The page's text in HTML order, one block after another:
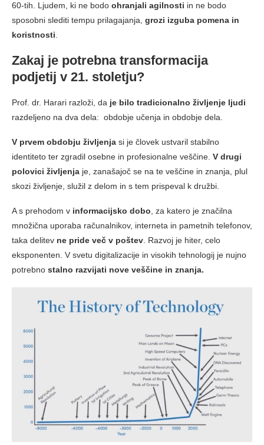
60-tih. Ljudem, ki ne bodo ohranjali agilnosti in ne bodo
sposobni slediti tempu prilagajanja, grozi izguba pomena in
koristnosti.
Zakaj je potrebna transformacija
podjetij v 21. stoletju?
Prof. dr. Harari razloži, da je bilo tradicionalno življenje ljudi
razdeljeno na dva dela: obdobje učenja in obdobje dela.
V prvem obdobju življenja si je človek ustvaril stabilno
identiteto ter zgradil osebne in profesionalne veščine. V drugi
polovici življenja je, zanašajoč se na te veščine in znanja, plul
skozi življenje, služil z delom in s tem prispeval k družbi.
A s prehodom v informacijsko dobo, za katero je značilna
množična uporaba računalnikov, interneta in pametnih telefonov,
taka delitev ne pride več v poštev. Razvoj je hiter, celo
eksponenten. V svetu digitalizacije in visokih tehnologij je nujno
potrebno stalno razvijati nove veščine in znanja.